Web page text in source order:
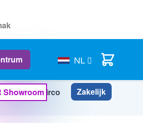
In Winkelwagen
NL Cart
Airco Info
Showroom Zakelijk